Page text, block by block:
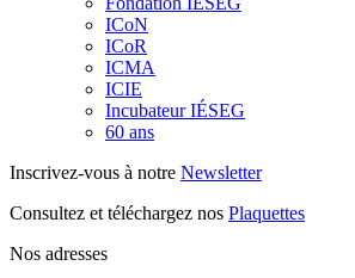
ICoN
ICoR
ICMA
ICIE
Incubateur IÉSEG
60 ans
Inscrivez-vous à notre Newsletter
Consultez et téléchargez nos Plaquettes
Nos adresses